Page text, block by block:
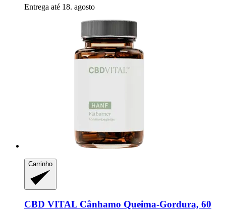
Entrega até 18. agosto
Carrinho
CBD VITAL Cânhamo Queima-​Gordura, 60